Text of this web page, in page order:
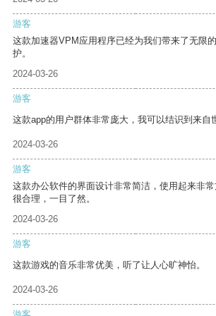
游客
这款加速器VPM应用程序已经为我们带来了无限
护。
2024-03-26
游客
这款app的用户群体非常庞大，我可以结识到来自
2024-03-26
游客
这款办公软件的界面设计非常简洁，使用起来非
很合理，一目了然。
2024-03-26
游客
这款游戏的音乐非常优美，听了让人心旷神怡。
2024-03-26